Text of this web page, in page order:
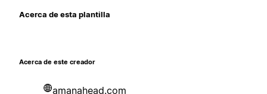
Acerca de esta plantilla
Acerca de este creador
amanahead.com